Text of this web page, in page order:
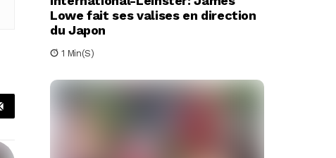
Lowe fait ses valises en direction
du Japon
1 Min(s)